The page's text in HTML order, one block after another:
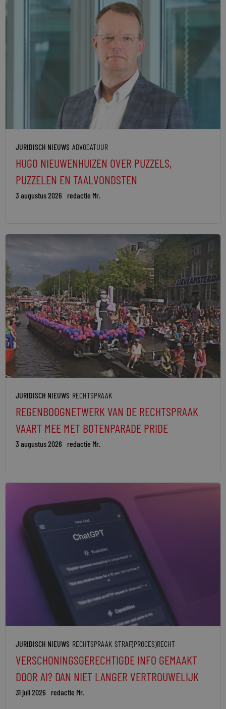
JURIDISCH NIEUWS ADVOCATUUR
HUGO NIEUWENHUIZEN OVER PUZZELS,
PUZZELEN EN TAALVONDSTEN
3 augustus 2026 redactie Mr.
JURIDISCH NIEUWS RECHTSPRAAK
REGENBOOGNETWERK VAN DE RECHTSPRAAK
VAART MEE MET BOTENPARADE PRIDE
3 augustus 2026 redactie Mr.
JURIDISCH NIEUWS RECHTSPRAAK STRAF(PROCES)RECHT
VERSCHONINGSGERECHTIGDE INFO GEMAAKT
DOOR AI? DAN NIET LANGER VERTROUWELIJK
31 juli 2026 redactie Mr.